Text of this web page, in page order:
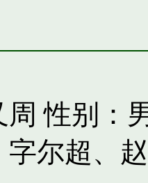
性别：
字尔超 、